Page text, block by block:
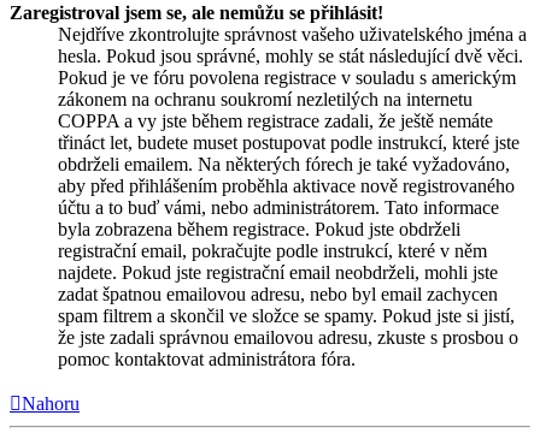
Zaregistroval jsem se, ale nemůžu se přihlásit!
Nejdříve zkontrolujte správnost vašeho uživatelského jména a
hesla. Pokud jsou správné, mohly se stát následující dvě věci.
Pokud je ve fóru povolena registrace v souladu s americkým
zákonem na ochranu soukromí nezletilých na internetu
COPPA a vy jste během registrace zadali, že ještě nemáte
třináct let, budete muset postupovat podle instrukcí, které jste
obdrželi emailem. Na některých fórech je také vyžadováno,
aby před přihlášením proběhla aktivace nově registrovaného
účtu a to buď vámi, nebo administrátorem. Tato informace
byla zobrazena během registrace. Pokud jste obdrželi
registrační email, pokračujte podle instrukcí, které v něm
najdete. Pokud jste registrační email neobdrželi, mohli jste
zadat špatnou emailovou adresu, nebo byl email zachycen
spam filtrem a skončil ve složce se spamy. Pokud jste si jistí,
že jste zadali správnou emailovou adresu, zkuste s prosbou o
pomoc kontaktovat administrátora fóra.
Nahoru